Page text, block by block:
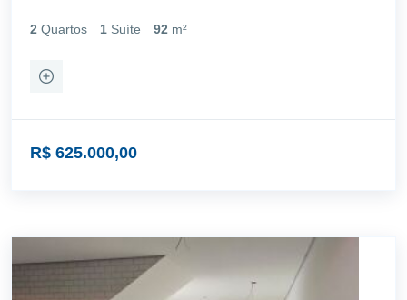
2 Quartos 1 Suíte 92 m²
R$ 625.000,00